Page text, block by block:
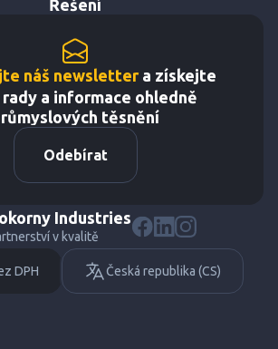
Řešení
náš newslettera získejte
rady a informace ohledně
těsnění
Odebírat
Industries
v kvalitě
DPH Česká republika (CS)